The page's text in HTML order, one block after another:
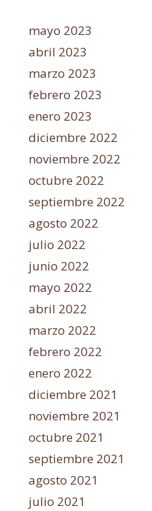
mayo 2023
abril 2023
marzo 2023
febrero 2023
enero 2023
diciembre 2022
noviembre 2022
octubre 2022
septiembre 2022
agosto 2022
julio 2022
junio 2022
mayo 2022
abril 2022
marzo 2022
febrero 2022
enero 2022
diciembre 2021
noviembre 2021
octubre 2021
septiembre 2021
agosto 2021
julio 2021